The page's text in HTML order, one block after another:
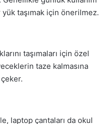
taşımak için önerilmez.
taşımaları için özel
taze kalmasına
laptop çantaları da okul